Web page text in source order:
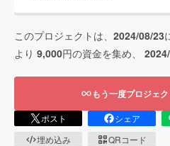
このプロジェクトは、 2024/08/23
より 9,000円の資金を集め、
もう一度プロジェ
ポスト シェア
埋め込み
QRコード